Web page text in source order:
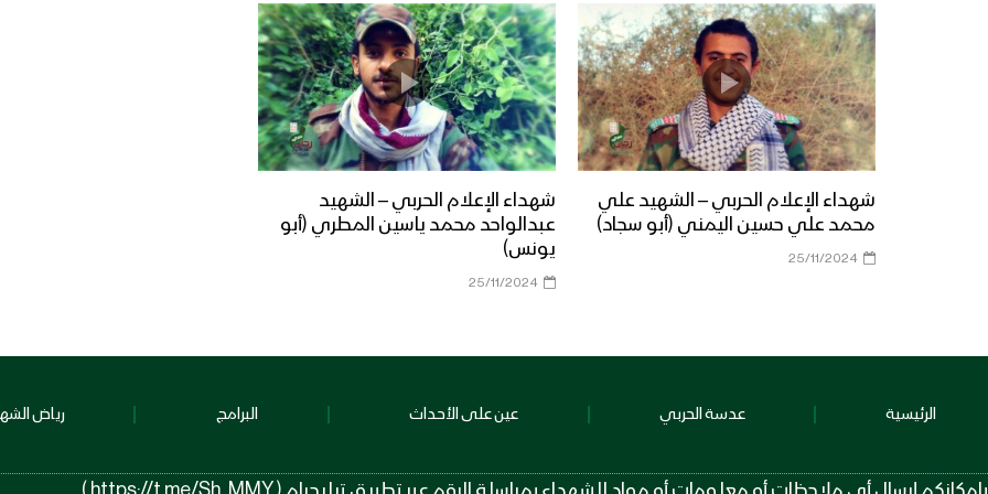
شهداء الإعلام الحربي – الشهيد علي
محمد علي حسين اليمني (أبو سجاد)
25/11/2024
شهداء الإعلام الحربي – الشهيد
عبدالواحد محمد ياسين المطري (أبو
يونس)
25/11/2024
الرئيسية عدسة الحربي عين على الأحداث البرامج رياض